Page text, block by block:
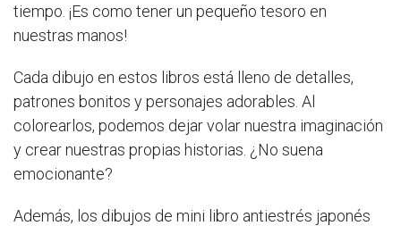
tiempo. ¡Es como tener un pequeño tesoro en
nuestras manos!
Cada dibujo en estos libros está lleno de detalles,
patrones bonitos y personajes adorables. Al
colorearlos, podemos dejar volar nuestra imaginación
y crear nuestras propias historias. ¿No suena
emocionante?
Además, los dibujos de mini libro antiestrés japonés